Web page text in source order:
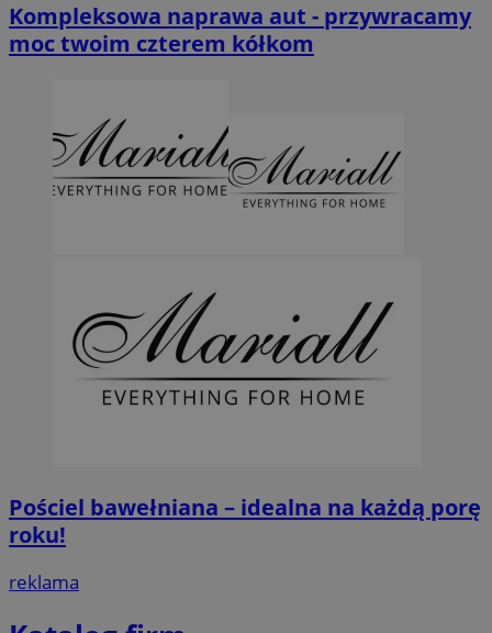
Kompleksowa naprawa aut - przywracamy
moc twoim czterem kółkom
Pościel bawełniana – idealna na każdą porę
roku!
reklama